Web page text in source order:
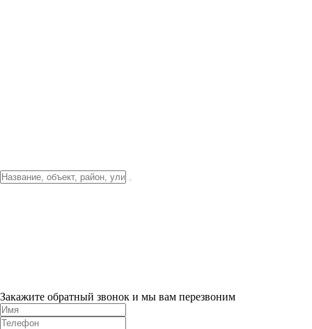
Закажите обратный звонок и мы вам перезвоним